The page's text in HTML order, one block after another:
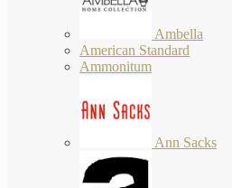
Ambella
American Standard
Ammonitum
Ann Sacks